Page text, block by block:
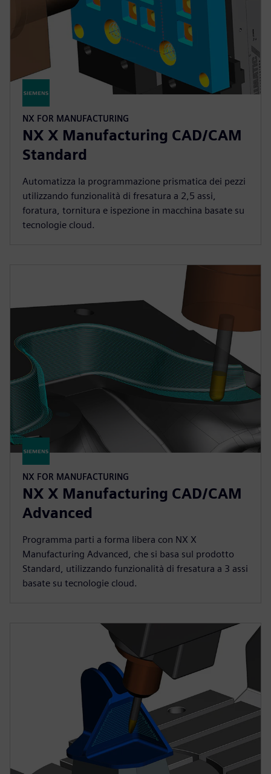
NX FOR MANUFACTURING
NX X Manufacturing CAD/CAM
Standard
Automatizza la programmazione prismatica dei pezzi
utilizzando funzionalità di fresatura a 2,5 assi,
foratura, tornitura e ispezione in macchina basate su
tecnologie cloud.
NX FOR MANUFACTURING
NX X Manufacturing CAD/CAM
Advanced
Programma parti a forma libera con NX X
Manufacturing Advanced, che si basa sul prodotto
Standard, utilizzando funzionalità di fresatura a 3 assi
basate su tecnologie cloud.